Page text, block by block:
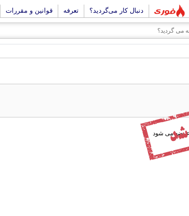
دنبال کار می‌گردید؟ تعرفه قوانین و مقررات